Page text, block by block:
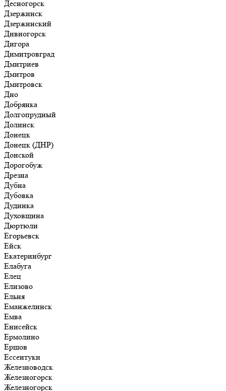
Десногорск
Дзержинск
Дзержинский
Дивногорск
Дигора
Димитровград
Дмитриев
Дмитров
Дмитровск
Дно
Добрянка
Долгопрудный
Долинск
Донецк
Донецк (ДНР)
Донской
Дорогобуж
Дрезна
Дубна
Дубовка
Дудинка
Духовщина
Дюртюли
Егорьевск
Ейск
Екатеринбург
Елабуга
Елец
Елизово
Ельня
Еманжелинск
Емва
Енисейск
Ермолино
Ершов
Ессентуки
Железноводск
Железногорск
Железногорск